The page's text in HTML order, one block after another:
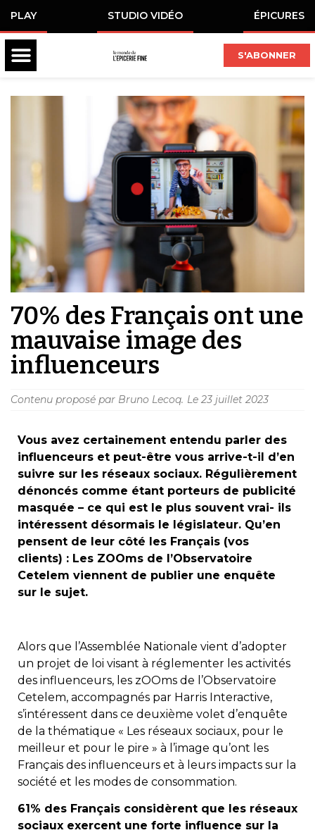
PLAY STUDIO VIDÉO ÉPICURES
S'ABONNER
70% des Français ont une
mauvaise image des
influenceurs
Contenu proposé par Bruno Lecoq. Le 23 juillet 2023
Vous avez certainement entendu parler des
influenceurs et peut-être vous arrive-t-il d’en
suivre sur les réseaux sociaux. Régulièrement
dénoncés comme étant porteurs de publicité
masquée – ce qui est le plus souvent vrai- ils
intéressent désormais le législateur. Qu’en
pensent de leur côté les Français (vos
clients) : Les ZOOms de l’Observatoire
Cetelem viennent de publier une enquête
sur le sujet.
Alors que l’Assemblée Nationale vient d’adopter
un projet de loi visant à réglementer les activités
des influenceurs, les zOOms de l’Observatoire
Cetelem, accompagnés par Harris Interactive,
s’intéressent dans ce deuxième volet d’enquête
de la thématique « Les réseaux sociaux, pour le
meilleur et pour le pire » à l’image qu’ont les
Français des influenceurs et à leurs impacts sur la
société et les modes de consommation.
61% des Français considèrent que les réseaux
sociaux exercent une forte influence sur la